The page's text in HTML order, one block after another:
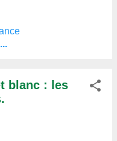
qui avait "hébergé"
sulfureuse Reine de
de Valois, dite " La
Ybois le bien assis
de l'Auvergne" Les
blanc : les